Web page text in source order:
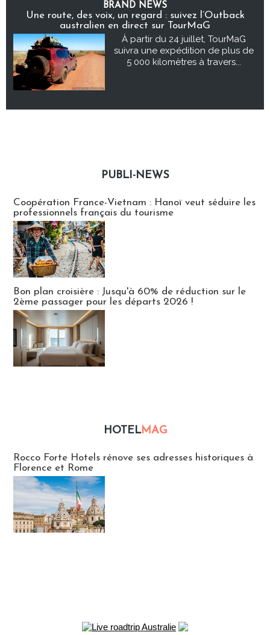
BRAND NEWS
Une route, des voix, un regard : suivez l’Outback
australien en direct sur TourMaG
À partir du 24 juillet, TourMaG
suivra une expédition de plus de
5 000 kilomètres à travers...
PUBLI-NEWS
Coopération France-Vietnam : Hanoï veut séduire les
professionnels français du tourisme
Bon plan croisière : Jusqu'à 60% de réduction sur le
2ème passager pour les départs 2026 !
HOTELMAG
Rocco Forte Hotels rénove ses adresses historiques à
Florence et Rome